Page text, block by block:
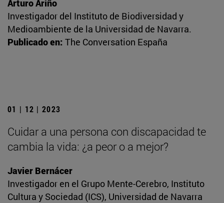
Arturo Ariño
Investigador del Instituto de Biodiversidad y
Medioambiente de la Universidad de Navarra.
Publicado en: The Conversation España
01 | 12 | 2023
Cuidar a una persona con discapacidad te
cambia la vida: ¿a peor o a mejor?
Javier Bernácer
Investigador en el Grupo Mente-Cerebro, Instituto
Cultura y Sociedad (ICS), Universidad de Navarra